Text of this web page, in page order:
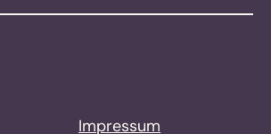
Impressum